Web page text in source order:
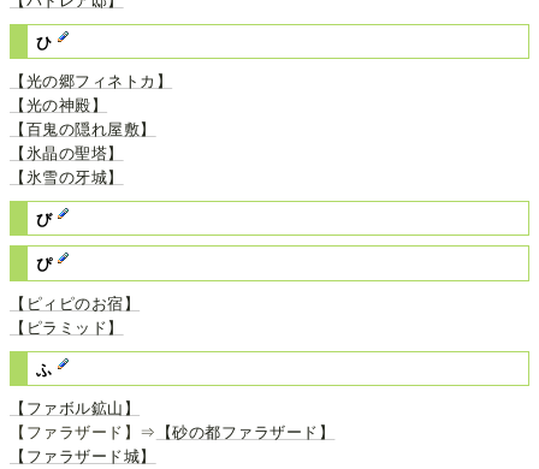
ひ
【光の郷フィネトカ】
【光の神殿】
【百鬼の隠れ屋敷】
【氷晶の聖塔】
【氷雪の牙城】
び
ぴ
【ピィピのお宿】
【ピラミッド】
ふ
【ファボル鉱山】
【ファラザード】⇒
【砂の都ファラザード】
【ファラザード城】